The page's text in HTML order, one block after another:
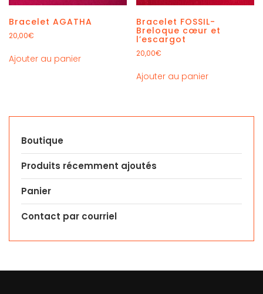
Bracelet AGATHA
20,00€
Ajouter au panier
Bracelet FOSSIL-
Breloque cœur et
l’escargot
20,00€
Ajouter au panier
Boutique
Produits récemment ajoutés
Panier
Contact par courriel